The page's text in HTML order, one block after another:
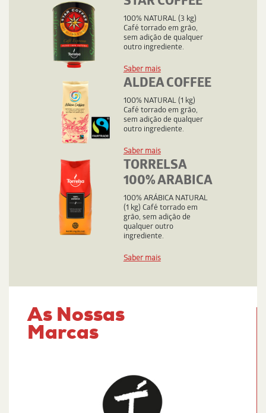
SABER MAIS
100% NATURAL (3 kg)
Café torrado em grão,
sem adição de qualquer
outro ingrediente.
Saber mais
ALDEA COFFEE
100% NATURAL (1 kg)
Café torrado em grão,
sem adição de qualquer
outro ingrediente.
Saber mais
TORRELSA
100% ARABICA
100% ARÁBICA NATURAL
(1 kg) Café torrado em
grão, sem adição de
qualquer outro
ingrediente.
Saber mais
As Nossas
Marcas